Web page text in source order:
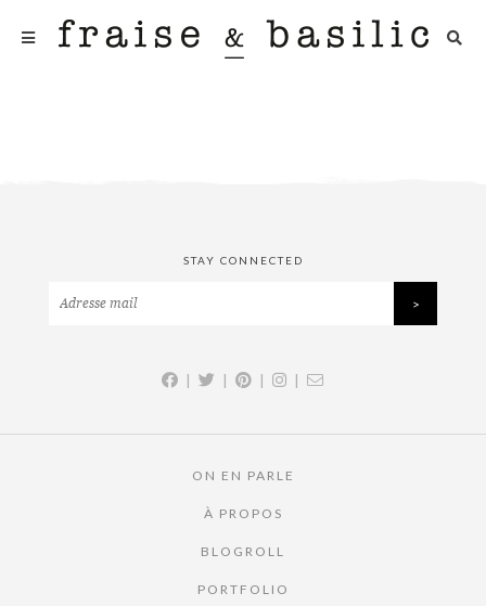
STAY CONNECTED
| | | |
ON EN PARLE
À PROPOS
BLOGROLL
PORTFOLIO